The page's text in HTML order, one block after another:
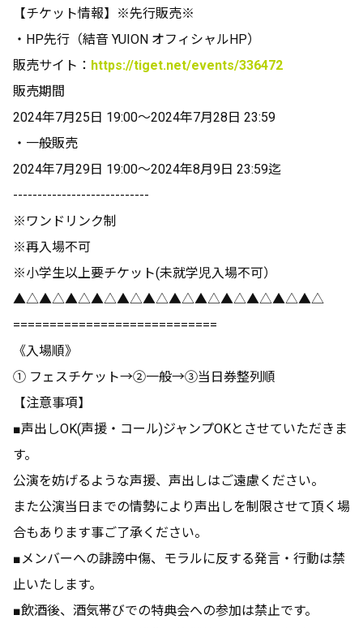
【チケット情報】※先行販売※
・HP先行（結音 YUION オフィシャルHP）
販売サイト： https://tiget.net/events/336472
販売期間
2024年7月25日 19:00〜2024年7月28日 23:59
・一般販売
2024年7月29日 19:00～2024年8月9日 23:59迄
----------------------------
※ワンドリンク制
※再入場不可
※小学生以上要チケット(未就学児入場不可）
▲△▲△▲△▲△▲△▲△▲△▲△▲△▲△▲△▲△
============================
《入場順》
① フェスチケット→②一般→③当日券整列順
【注意事項】
■声出しOK(声援・コール)ジャンプOKとさせていただきま
す。
公演を妨げるような声援、声出しはご遠慮ください。
また公演当日までの情勢により声出しを制限させて頂く場
合もあります事ご了承ください。
■メンバーへの誹謗中傷、モラルに反する発言・行動は禁
止いたします。
■飲酒後、酒気帯びでの特典会への参加は禁止です。